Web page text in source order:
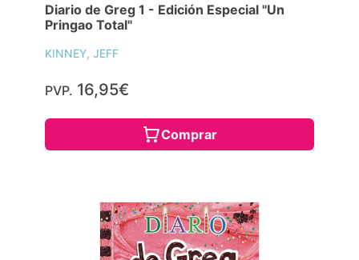
Diario de Greg 1 - Edición Especial "Un
Pringao Total"
KINNEY, JEFF
PVP. 16,95€
Comprar